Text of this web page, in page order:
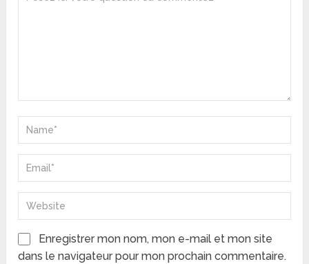
Enregistrer mon nom, mon e-mail et mon site
dans le navigateur pour mon prochain commentaire.